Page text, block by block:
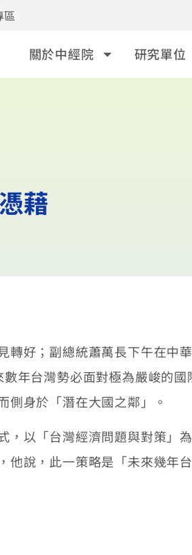
區
關於中經院 研究單位
藉
轉好；副總統蕭萬長下午在中
年台灣勢必面對極為嚴峻的
側身於「潛在大國之鄰」。
，以「台灣經濟問題與對策」
他說，此一策略是「未來幾年